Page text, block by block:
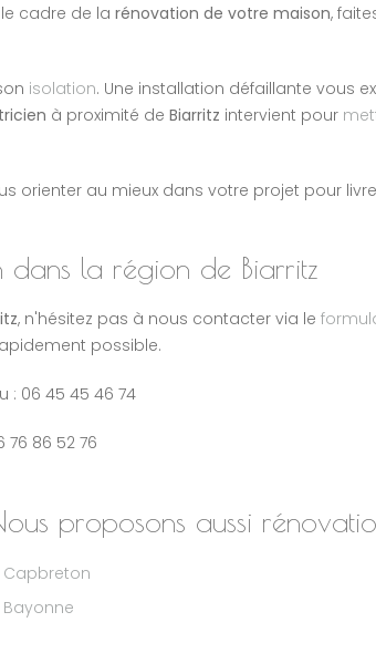
cadre de la rénovation de votre maison,
isolation. Une installation défaillante vous
à proximité de Biarritz intervient pour
orienter au mieux dans votre projet pour
dans la région de Biarritz
, n'hésitez pas à nous contacter via le
possible.
: 06 45 45 46 74
86 52 76
proposons aussi
Capbreton
Bayonne